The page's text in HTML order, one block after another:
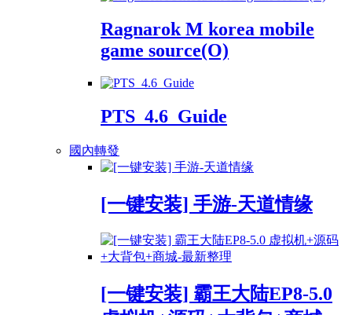
Ragnarok M korea mobile
game source(O)
PTS_4.6_Guide
國內轉發
[一键安装] 手游-天道情缘
[一键安装] 霸王大陆EP8-5.0